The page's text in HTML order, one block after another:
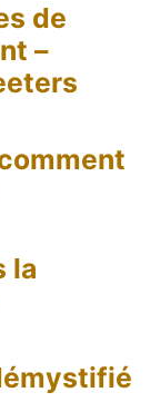
de
–
la